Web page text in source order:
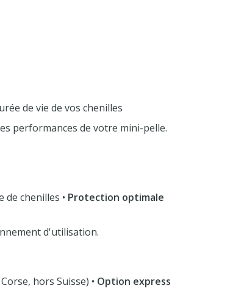
de vie de vos chenilles
performances de votre mini-pelle.
chenilles • Protection optimale
d'utilisation.
hors Suisse) • Option express